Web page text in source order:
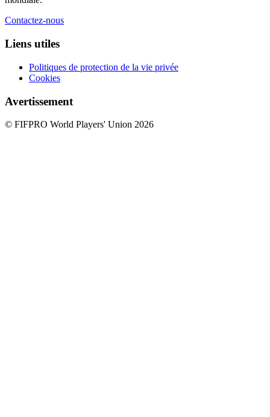
Contactez-nous
Liens utiles
Politiques de protection de la vie privée
Cookies
Avertissement
© FIFPRO World Players' Union 2026